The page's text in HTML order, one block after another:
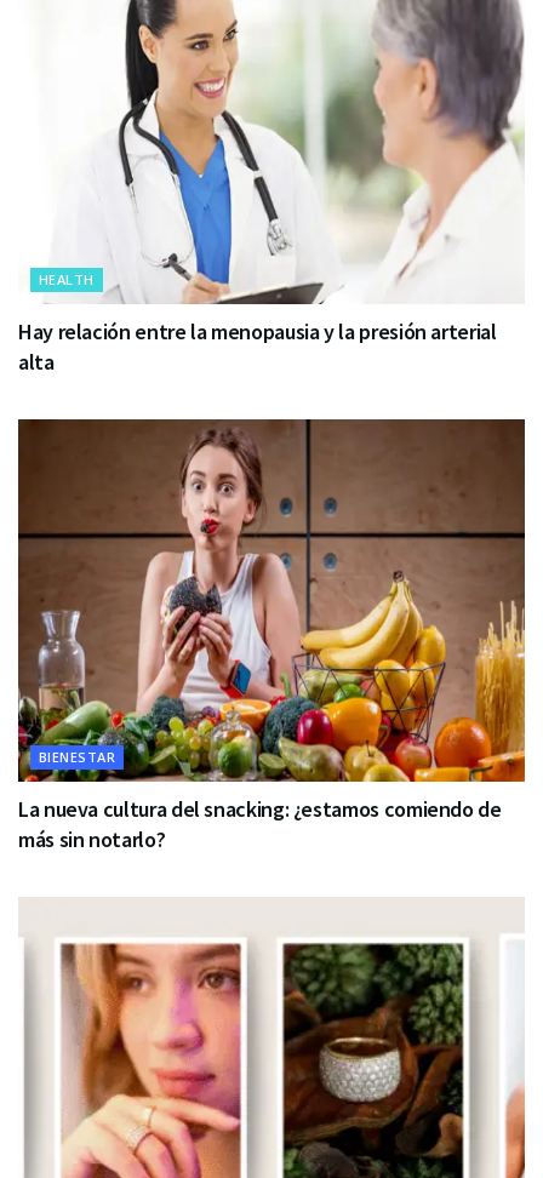
HEALTH
Hay relación entre la menopausia y la presión arterial
alta
BIENESTAR
La nueva cultura del snacking: ¿estamos comiendo de
más sin notarlo?